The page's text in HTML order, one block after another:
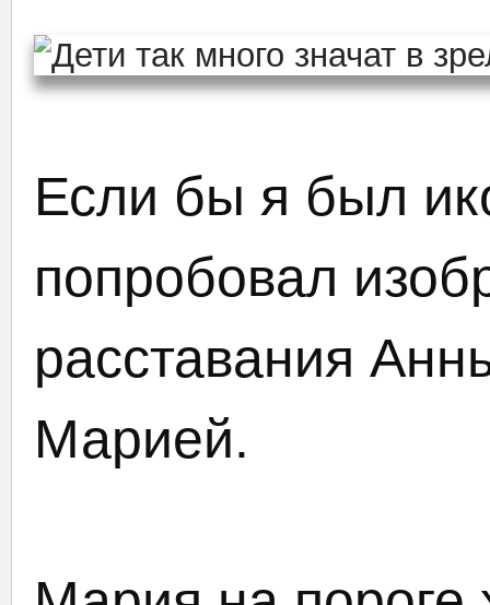
Если бы я был
попробовал
расставания
Марией.